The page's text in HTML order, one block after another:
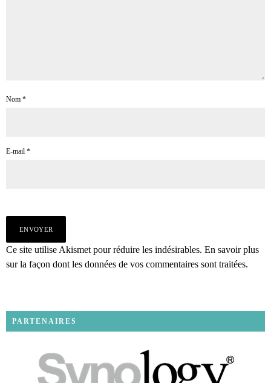
Nom *
E-mail *
Ce site utilise Akismet pour réduire les indésirables. En savoir plus
sur la façon dont les données de vos commentaires sont traitées.
PARTENAIRES